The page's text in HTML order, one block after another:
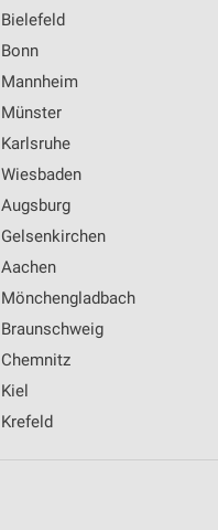
Bielefeld
Bonn
Mannheim
Münster
Karlsruhe
Wiesbaden
Augsburg
Gelsenkirchen
Aachen
Mönchengladbach
Braunschweig
Chemnitz
Kiel
Krefeld